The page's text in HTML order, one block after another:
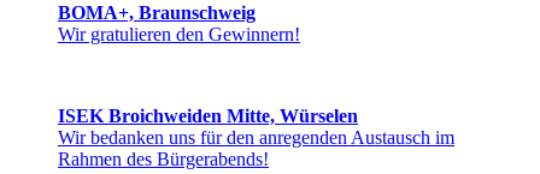
BOMA+, Braunschweig
Wir gratulieren den Gewinnern!
ISEK Broichweiden Mitte, Würselen
Wir bedanken uns für den anregenden Austausch im
Rahmen des Bürgerabends!